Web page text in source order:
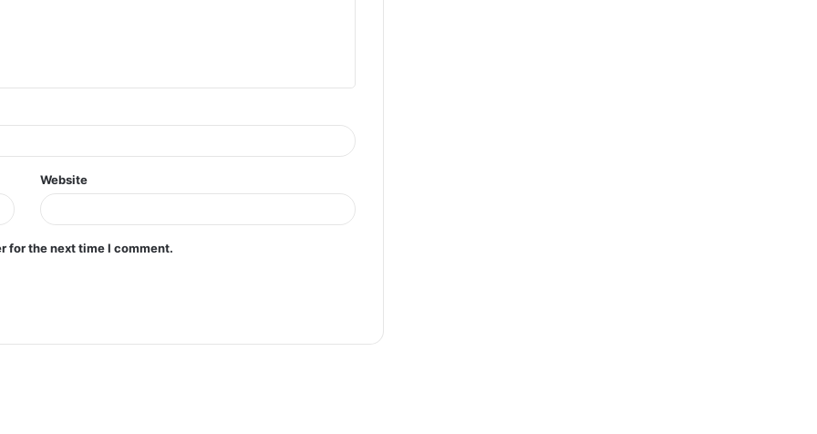
Website
for the next time I comment.